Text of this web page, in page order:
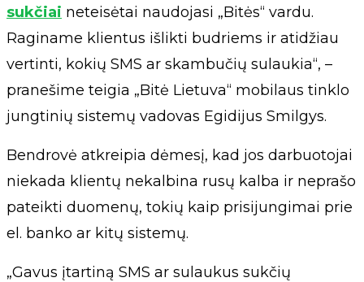
sukčiai neteisėtai naudojasi „Bitės“ vardu.
Raginame klientus išlikti budriems ir atidžiau
vertinti, kokių SMS ar skambučių sulaukia“, –
pranešime teigia „Bitė Lietuva“ mobilaus tinklo
jungtinių sistemų vadovas Egidijus Smilgys.
Bendrovė atkreipia dėmesį, kad jos darbuotojai
niekada klientų nekalbina rusų kalba ir neprašo
pateikti duomenų, tokių kaip prisijungimai prie
el. banko ar kitų sistemų.
„Gavus įtartiną SMS ar sulaukus sukčių